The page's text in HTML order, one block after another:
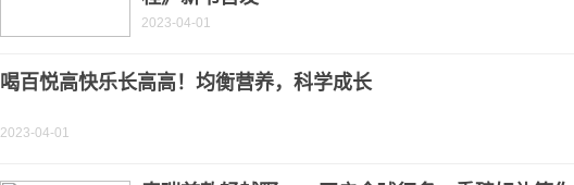
2023-04-01
喝百悦高快乐长高高！均衡营养，科学成长
2023-04-01